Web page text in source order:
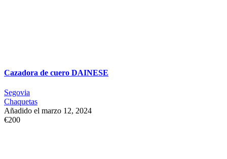
Cazadora de cuero DAINESE
Segovia
Chaquetas
Añadido el marzo 12, 2024
€200